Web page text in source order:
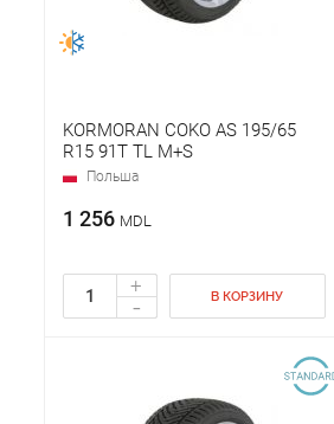
KORMORAN COKO AS 195/65
R15 91T TL M+S
Польша
1 256 MDL
+
- В КОРЗИНУ